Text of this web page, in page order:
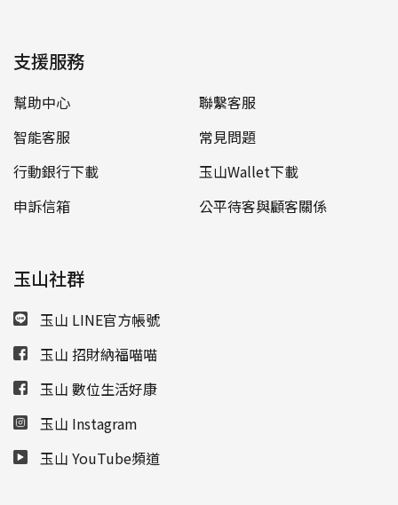
支援服務
幫助中心
聯繫客服
智能客服
常見問題
行動銀行下載
玉山Wallet下載
申訴信箱
公平待客與顧客關係
玉山社群
玉山 LINE官方帳號
玉山 招財納福喵喵
玉山 數位生活好康
玉山 Instagram
玉山 YouTube頻道